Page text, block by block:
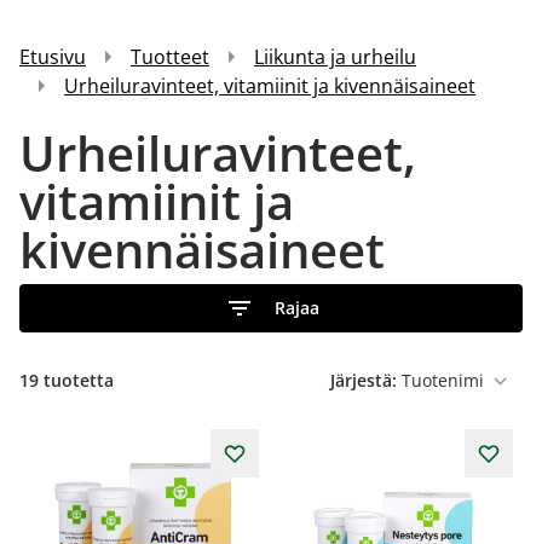
Etusivu Tuotteet
Liikunta ja urheilu
Urheiluravinteet, vitamiinit ja kivennäisaineet
Urheiluravinteet,
vitamiinit ja
kivennäisaineet
Rajaa
19 tuotetta Järjestä: